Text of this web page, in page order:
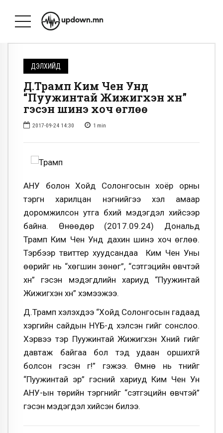
ДЭЛХИЙД
Д.Трамп Ким Чен Унд
“Пуужинтай Жижигхэн хүн”
гэсэн шинэ хоч өглөө
2017-09-24 14:30 1 min
АНУ болон Хойд Солонгосын хоёр орны
тэргүүн харилцан нэгнийгээ хэл амаар
доромжилсон утга бүхий мэдэгдэл хийсээр
байна. Өнөөдөр (2017.09.24) Дональд
Трамп Ким Чен Унд дахин шинэ хоч өглөө.
Тэрбээр твиттер хуудсандаа Ким Чен Уны
өөрийг нь “хөгшин зөнөг”, “сэтгэцийн өвчтэй
хүн” гэсэн мэдэгдлийн хариуд “Пуужинтай
Жижигхэн хүн” хэмээжээ.
Д.Трамп хэлэхдээ “Хойд Солонгосын гадаад
хэргийн сайдын НҮБ-д хэлсэн үгийг сонслоо.
Хэрвээ тэр Пуужинтай Жижигхэн Хүний үгийг
давтаж байгаа бол тэд удаан оршихгүй
болсон гэсэн үг!” гэжээ. Өмнө нь түүнийг
“Пуужинтай эр” гэсний хариуд Ким Чен Ун
АНУ-ын төрийн тэргүүнийг “сэтгэцийн өвчтэй”
гэсэн мэдэгдэл хийсэн билээ.